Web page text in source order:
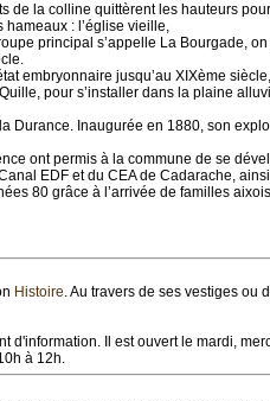
la colline quittèrent les hauteurs
: l’église vieille,
principal s’appelle La Bourgade, on
embryonnaire jusqu’au XIXème
pour s’installer dans la plaine
Durance. Inaugurée en 1880, son
ont permis à la commune de se
EDF et du CEA de Cadarache,
80 grâce à l’arrivée de familles
Histoire. Au travers de ses vestiges ou
d'information. Il est ouvert le mardi,
à 12h.